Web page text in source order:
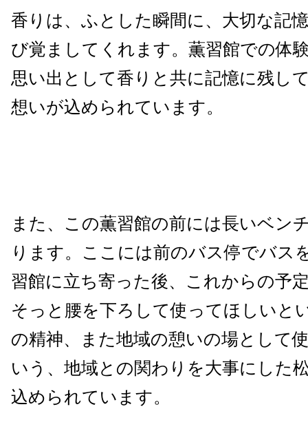
香りは、ふとした瞬間に、大切な記
び覚ましてくれます。薫習館での体
思い出として香りと共に記憶に残し
想いが込められています。
また、この薫習館の前には長いベン
ります。ここには前のバス停でバス
習館に立ち寄った後、これからの予
そっと腰を下ろして使ってほしいと
の精神、また地域の憩いの場として
いう、地域との関わりを大事にした
込められています。